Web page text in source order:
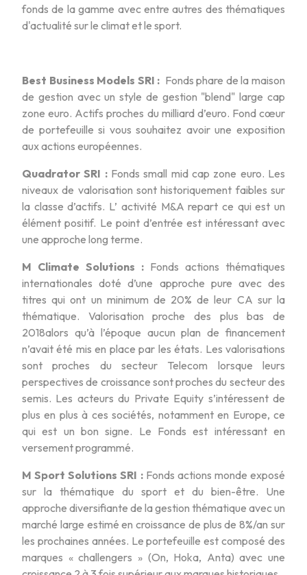
fonds de la gamme avec entre autres des thématiques
d'actualité sur le climat et le sport.
Best Business Models SRI : Fonds phare de la maison
de gestion avec un style de gestion "blend" large cap
zone euro. Actifs proches du milliard d’euro. Fond cœur
de portefeuille si vous souhaitez avoir une exposition
aux actions européennes.
Quadrator SRI :Fonds small mid cap zone euro. Les
niveaux de valorisation sont historiquement faibles sur
la classe d’actifs. L’ activité M&A repart ce qui est un
élément positif. Le point d’entrée est intéressant avec
une approche long terme.
M Climate Solutions : Fonds actions thématiques
internationales doté d’une approche pure avec des
titres qui ont un minimum de 20% de leur CA sur la
thématique. Valorisation proche des plus bas de
2018alors qu’à l’époque aucun plan de financement
n’avait été mis en place par les états. Les valorisations
sont proches du secteur Telecom lorsque leurs
perspectives de croissance sont proches du secteur des
semis. Les acteurs du Private Equity s’intéressent de
plus en plus à ces sociétés, notamment en Europe, ce
qui est un bon signe. Le Fonds est intéressant en
versement programmé.
M Sport Solutions SRI :Fonds actions monde exposé
sur la thématique du sport et du bien-être. Une
approche diversifiante de la gestion thématique avec un
marché large estimé en croissance de plus de 8%/an sur
les prochaines années. Le portefeuille est composé des
marques « challengers » (On, Hoka, Anta) avec une